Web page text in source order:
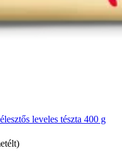
leveles tészta 400 g